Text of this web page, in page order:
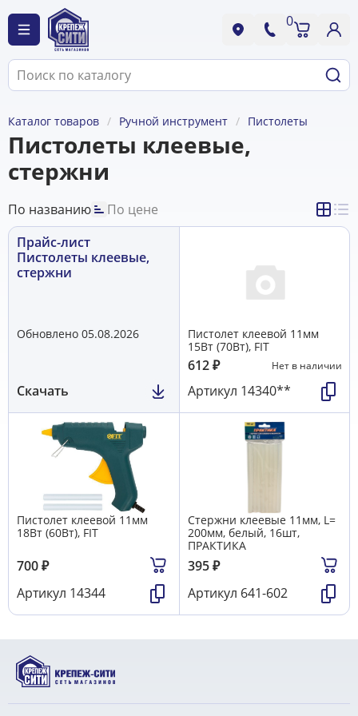
0
Каталог товаров Ручной инструмент Пистолеты
Пистолеты клеевые,
стержни
По названию
По цене
Прайс-лист
Пистолеты клеевые,
стержни
Обновлено 05.08.2026
Скачать
Пистолет клеевой 11мм
15Вт (70Вт), FIT
612₽ Нет в наличии
Артикул 14340**
Пистолет клеевой 11мм
18Вт (60Вт), FIT
700₽
Артикул 14344
Стержни клеевые 11мм, L=
200мм, белый, 16шт,
ПРАКТИКА
395₽
Артикул 641-602